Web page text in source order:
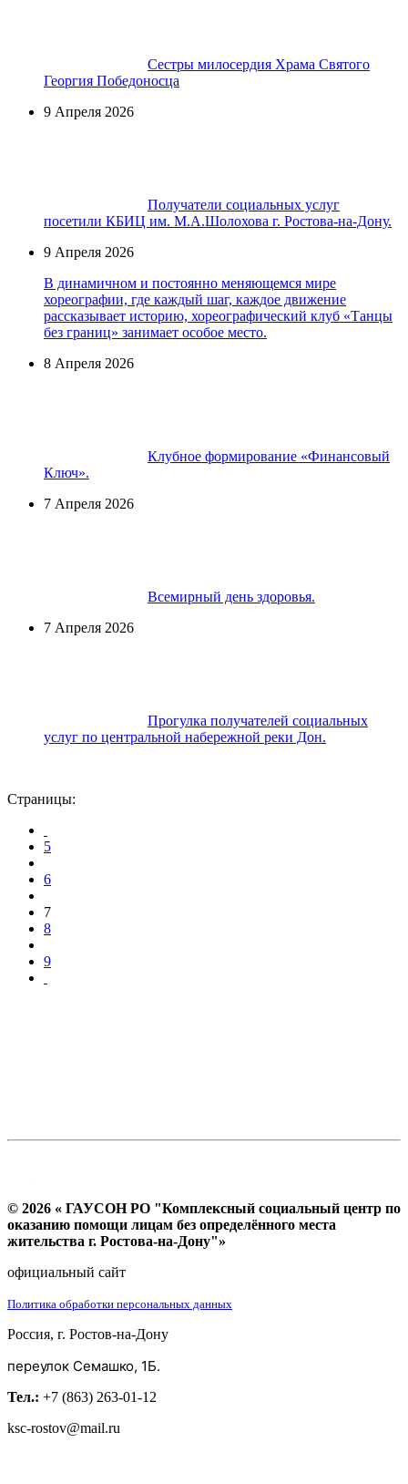
Сестры милосердия Храма Святого
Георгия Победоносца
9 Апреля 2026
Получатели социальных услуг
посетили КБИЦ им. М.А.Шолохова г. Ростова-на-Дону.
9 Апреля 2026
В динамичном и постоянно меняющемся мире
хореографии, где каждый шаг, каждое движение
рассказывает историю, хореографический клуб «Танцы
без границ» занимает особое место.
8 Апреля 2026
Клубное формирование «Финансовый
Ключ».
7 Апреля 2026
Всемирный день здоровья.
7 Апреля 2026
Прогулка получателей социальных
услуг по центральной набережной реки Дон.
Страницы:
5
6
7
8
9
© 2026 « ГАУСОН РО "Комплексный социальный центр по
оказанию помощи лицам без определённого места
жительства г. Ростова-на-Дону"»
официальный сайт
Политика обработки персональных данных
Россия, г. Ростов-на-Дону
переулок Семашко, 1Б.
Тел.: +7 (863) 263-01-12
ksc-rostov@mail.ru